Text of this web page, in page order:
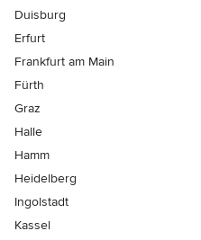
Duisburg
Erfurt
Frankfurt am Main
Fürth
Graz
Halle
Hamm
Heidelberg
Ingolstadt
Kassel